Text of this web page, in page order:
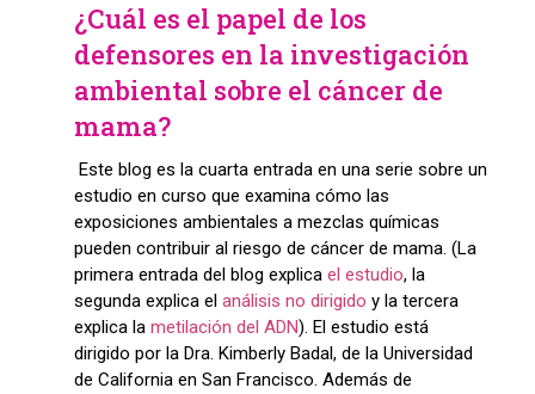
¿Cuál es el papel de los
defensores en la investigación
ambiental sobre el cáncer de
mama?
Este blog es la cuarta entrada en una serie sobre un
estudio en curso que examina cómo las
exposiciones ambientales a mezclas químicas
pueden contribuir al riesgo de cáncer de mama. (La
primera entrada del blog explica el estudio, la
segunda explica el análisis no dirigido y la tercera
explica la metilación del ADN). El estudio está
dirigido por la Dra. Kimberly Badal, de la Universidad
de California en San Francisco. Además de